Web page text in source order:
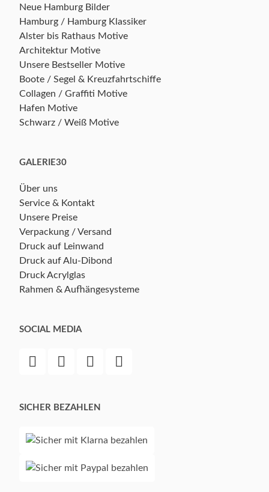
Neue Hamburg Bilder
Hamburg / Hamburg Klassiker
Alster bis Rathaus Motive
Architektur Motive
Unsere Bestseller Motive
Boote / Segel & Kreuzfahrtschiffe
Collagen / Graffiti Motive
Hafen Motive
Schwarz / Weiß Motive
GALERIE30
Über uns
Service & Kontakt
Unsere Preise
Verpackung / Versand
Druck auf Leinwand
Druck auf Alu-Dibond
Druck Acrylglas
Rahmen & Aufhängesysteme
SOCIAL MEDIA
SICHER BEZAHLEN